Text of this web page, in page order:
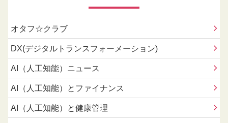
オタフ☆クラブ
DX(デジタルトランスフォーメーション)
AI（人工知能）ニュース
AI（人工知能）とファイナンス
AI（人工知能）と健康管理